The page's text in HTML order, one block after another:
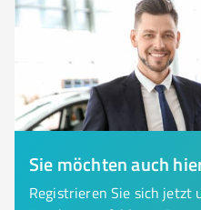
Sie möchten auch
Registrieren Sie sich jetzt